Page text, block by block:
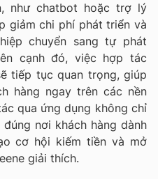
như chatbot hoặc trợ lý
giảm chi phí phát triển và
chuyển sang tự phát
cạnh đó, việc hợp tác
tiếp tục quan trọng, giúp
hàng ngay trên các nền
qua ứng dụng không chỉ
nơi khách hàng dành
cơ hội kiếm tiền và mở
giải thích.